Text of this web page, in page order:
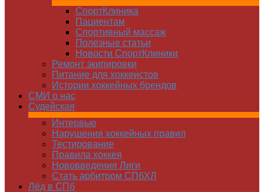
СпортКлиника
Пациентам
Спортивный массаж
Полезные статьи
Новости СпортКлиники
Ремонт экипировки
Питание для хоккеистов
Истории хоккейных брендов
СМИ о нас
Судейская
Интервью
Нарушения хоккейных правил
Тестирование
Правила хоккея
Нововведения Лиги
Стать арбитром СПбХЛ
Лёд в СПб